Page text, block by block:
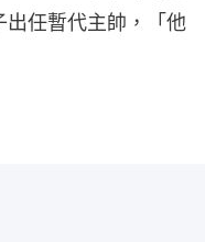
出任暫代主帥，「他